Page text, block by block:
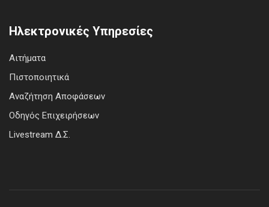
Ηλεκτρονικές Υπηρεσίες
Αιτήματα
Πιστοποιητικά
Αναζήτηση Αποφάσεων
Οδηγός Επιχειρήσεων
Livestream Δ.Σ.